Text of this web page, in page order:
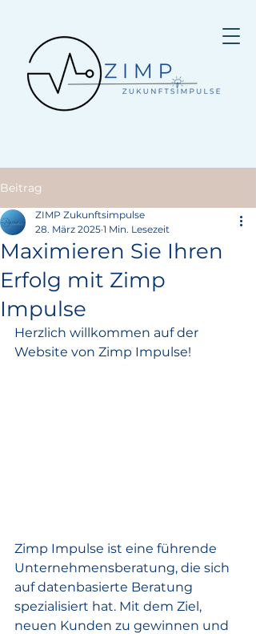
Beitrag
Maximieren Sie Ihren
Erfolg mit Zimp
Impulse
ZIMP Zukunftsimpulse
28. März 2025 1 Min. Lesezeit
Herzlich willkommen auf der
Website von Zimp Impulse!
Zimp Impulse ist eine führende
Unternehmensberatung, die sich
auf datenbasierte Beratung
spezialisiert hat. Mit dem Ziel,
neuen Kunden zu gewinnen und